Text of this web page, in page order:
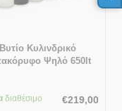
Βυτίο Κυλινδρικό
Ψηλό 650lt
διαθέσιμο €219,00